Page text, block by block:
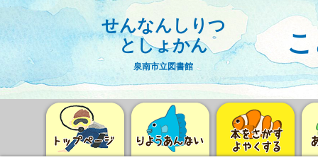
せんなんしりつ
としょかん
泉南市立図書館